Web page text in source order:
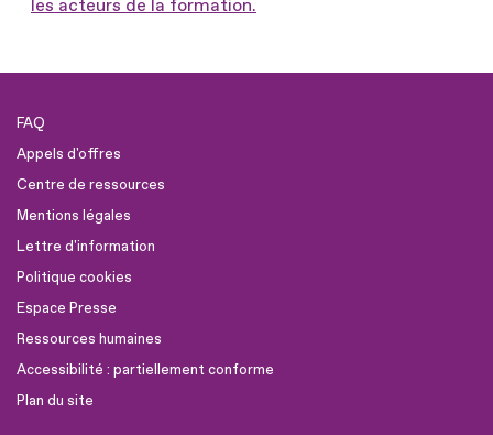
les acteurs de la formation.
FAQ
Appels d'offres
Centre de ressources
Mentions légales
Lettre d'information
Politique cookies
Espace Presse
Ressources humaines
Accessibilité : partiellement conforme
Plan du site